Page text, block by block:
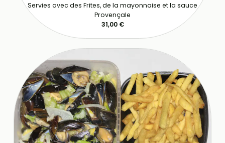
Servies avec des Frites, de la mayonnaise et la sauce
Provençale
31,00 €